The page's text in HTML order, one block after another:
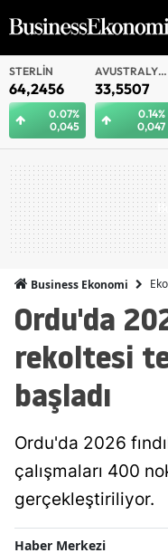
AVUSTRALYA
DOLARI
33,5507
0.14%
0,047
KANADA
DOLARI
34,0419
0.21%
0,071
Business Ekonomi
Ordu'da
rekoltesi
başladı
Ordu'da 2026
çalışmaları 400
gerçekleştiriliyor.
Haber Merkezi